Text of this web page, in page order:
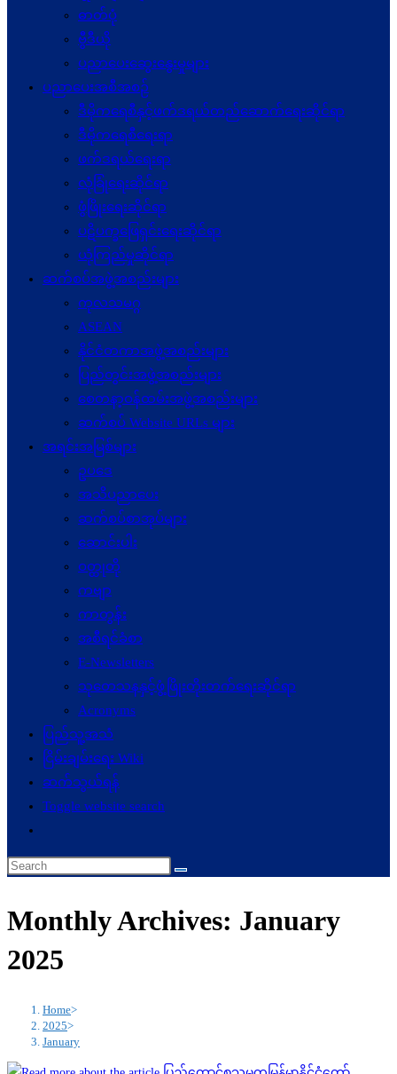
ဓာတ်ပုံ
ဗွီဒီယို
ပညာပေးဆွေးနွေးမှုများ
ပညာပေးအစီအစဉ်
ဒီမိုကရေစီနှင့်ဖက်ဒရယ်တည်ဆောက်ရေးဆိုင်ရာ
ဒီမိုကရေစီရေးရာ
ဖက်ဒရယ်ရေးရာ
လုံခြုံရေးဆိုင်ရာ
ဖွံဖြိုးရေးဆိုင်ရာ
ပဋိပက္ခ‌ဖြေရှင်းရေးဆိုင်ရာ
ယုံကြည်မှုဆိုင်ရာ
ဆက်စပ်အဖွဲ့အစည်းများ
ကုလသမဂ္ဂ
ASEAN
နိုင်ငံတကာအဖွဲ့အစည်းများ
ပြည်တွင်းအဖွဲ့အစည်းများ
စေတနာ့ဝန်ထမ်းအဖွဲ့အစည်းများ
ဆက်စပ် Website URLs များ
အရင်းအမြစ်များ
ဥပဒေ
အသိပညာပေး
ဆက်စပ်စာအုပ်များ
ဆောင်းပါး
ဝတ္ထုတို
ကဗျာ
ကာတွန်း
အစီရင်ခံစာ
E-Newsletters
သုတေသနနှင့်ဖွံ့ဖြိုးတိုးတက်ရေးဆိုင်ရာ
Acronyms
ပြည်သူ့အသံ
ငြိမ်းချမ်းရေး Wiki
ဆက်သွယ်ရန်
Toggle website search
Monthly Archives: January
2025
Home>
2025>
January